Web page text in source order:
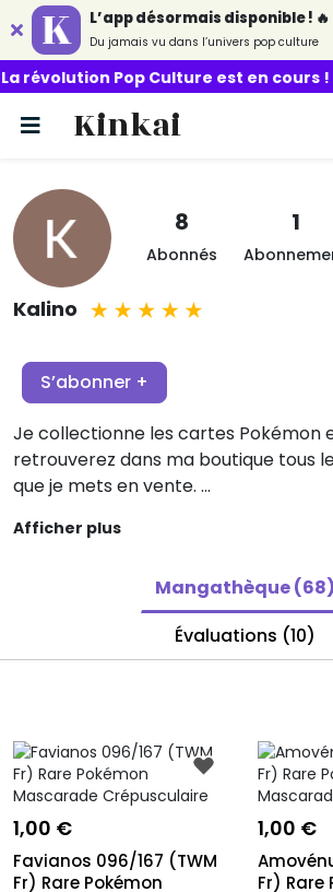
L’app désormais disponible ! 🔥
Du jamais vu dans l’univers pop culture
Pop Culture est en cours ! 🔥
Kinkai
8
Abonnés
1
Kalino
S’abonner +
Je collectionne les cartes Pokémon
retrouverez dans ma boutique tous
que je mets en vente.
N'hésitez pas à me contacter
temps de toujours tout mettre. J'ai
de cartes co et unco pour lesquelles
pas le temps de faire des annonces
Afficher plus
Mangathèque (68)
Évaluations (10)
1,00 €
Favianos 096/167 (TWM
Fr) Rare Pokémon
1,00 €
Fr) Rare